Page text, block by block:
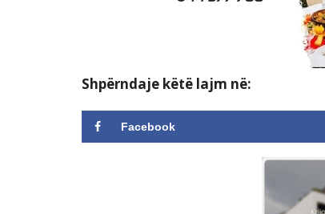
Shpërndaje këtë lajm në:
Facebook